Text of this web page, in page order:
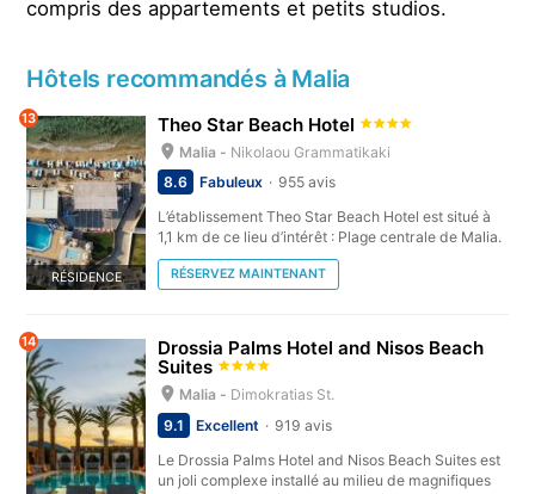
compris des appartements et petits studios.
Hôtels recommandés à Malia
RÉSIDENCE
13 Theo Star Beach Hotel
Malia - Nikolaou Grammatikaki
8.6
Fabuleux
955 avis
L’établissement Theo Star Beach Hotel est situé à
1,1 km de ce lieu d’intérêt : Plage centrale de Malia.
RÉSERVEZ MAINTENANT
14
Drossia Palms Hotel and Nisos Beach
Suites
Malia - Dimokratias St.
9.1
Excellent
919 avis
Le Drossia Palms Hotel and Nisos Beach Suites est
un joli complexe installé au milieu de magnifiques